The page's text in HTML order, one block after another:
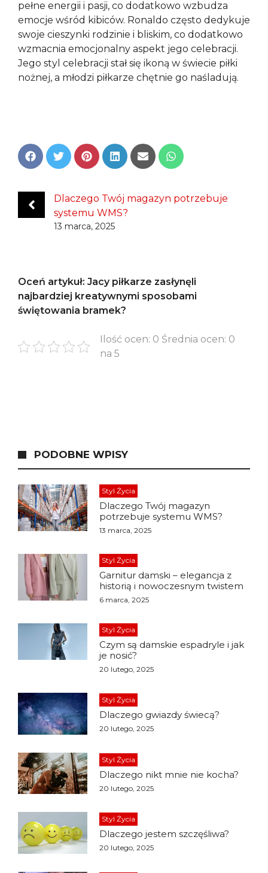
pełne energii i pasji, co dodatkowo wzbudza
emocje wśród kibiców. Ronaldo często dedykuje
swoje cieszynki rodzinie i bliskim, co dodatkowo
wzmacnia emocjonalny aspekt jego celebracji.
Jego styl celebracji stał się ikoną w świecie piłki
nożnej, a młodzi piłkarze chętnie go naśladują.
Share
on
Share
on
Share
on
Share
on
Share
on
Share
on
Dlaczego Twój magazyn potrzebuje
systemu WMS?
13 marca, 2025
Oceń artykuł: Jacy piłkarze zasłynęli
najbardziej kreatywnymi sposobami
świętowania bramek?
Ilość ocen: 0 Średnia ocen: 0
na 5
PODOBNE WPISY
Styl Życia
Dlaczego Twój magazyn
potrzebuje systemu WMS?
13 marca, 2025
Styl Życia
Garnitur damski – elegancja z
historią i nowoczesnym twistem
6 marca, 2025
Styl Życia
Czym są damskie espadryle i jak
je nosić?
20 lutego, 2025
Styl Życia
Dlaczego gwiazdy świecą?
20 lutego, 2025
Styl Życia
Dlaczego nikt mnie nie kocha?
20 lutego, 2025
Styl Życia
Dlaczego jestem szczęśliwa?
20 lutego, 2025